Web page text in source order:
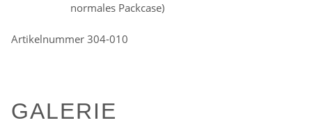
normales Packcase)
Artikelnummer 304-010
GALERIE